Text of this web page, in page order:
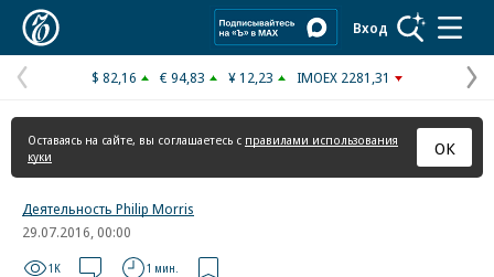
Вход
Предыдущая
страница
$ 82,16 € 94,83 ¥ 12,23 IMOEX 2281,31
Оставаясь на сайте, вы соглашаетесь с правилами использования
куки
ОК
Деятельность Philip Morris
29.07.2016, 00:00
1K 1 мин.